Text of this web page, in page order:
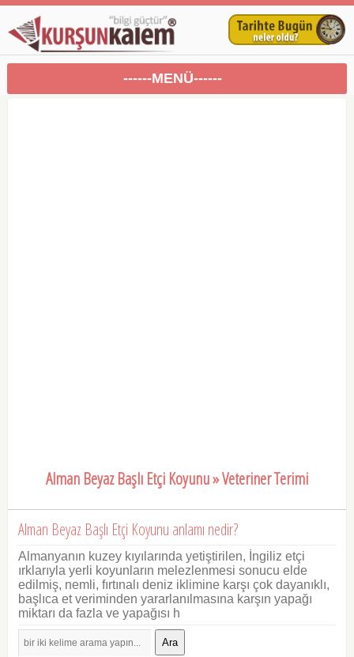
------MENÜ------
Alman Beyaz Başlı Etçi Koyunu » Veteriner Terimi
Alman Beyaz Başlı Etçi Koyunu anlamı nedir?
Almanyanın kuzey kıyılarında yetiştirilen, İngiliz etçi
ırklarıyla yerli koyunların melezlenmesi sonucu elde
edilmiş, nemli, fırtınalı deniz iklimine karşı çok dayanıklı,
başlıca et veriminden yararlanılmasına karşın yapağı
miktarı da fazla ve yapağısı h
Ara